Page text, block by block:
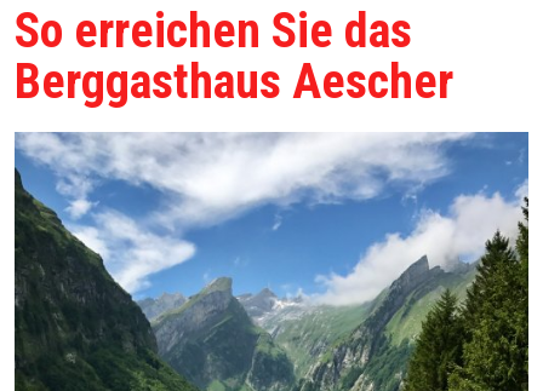
So erreichen Sie das
Berggasthaus Aescher